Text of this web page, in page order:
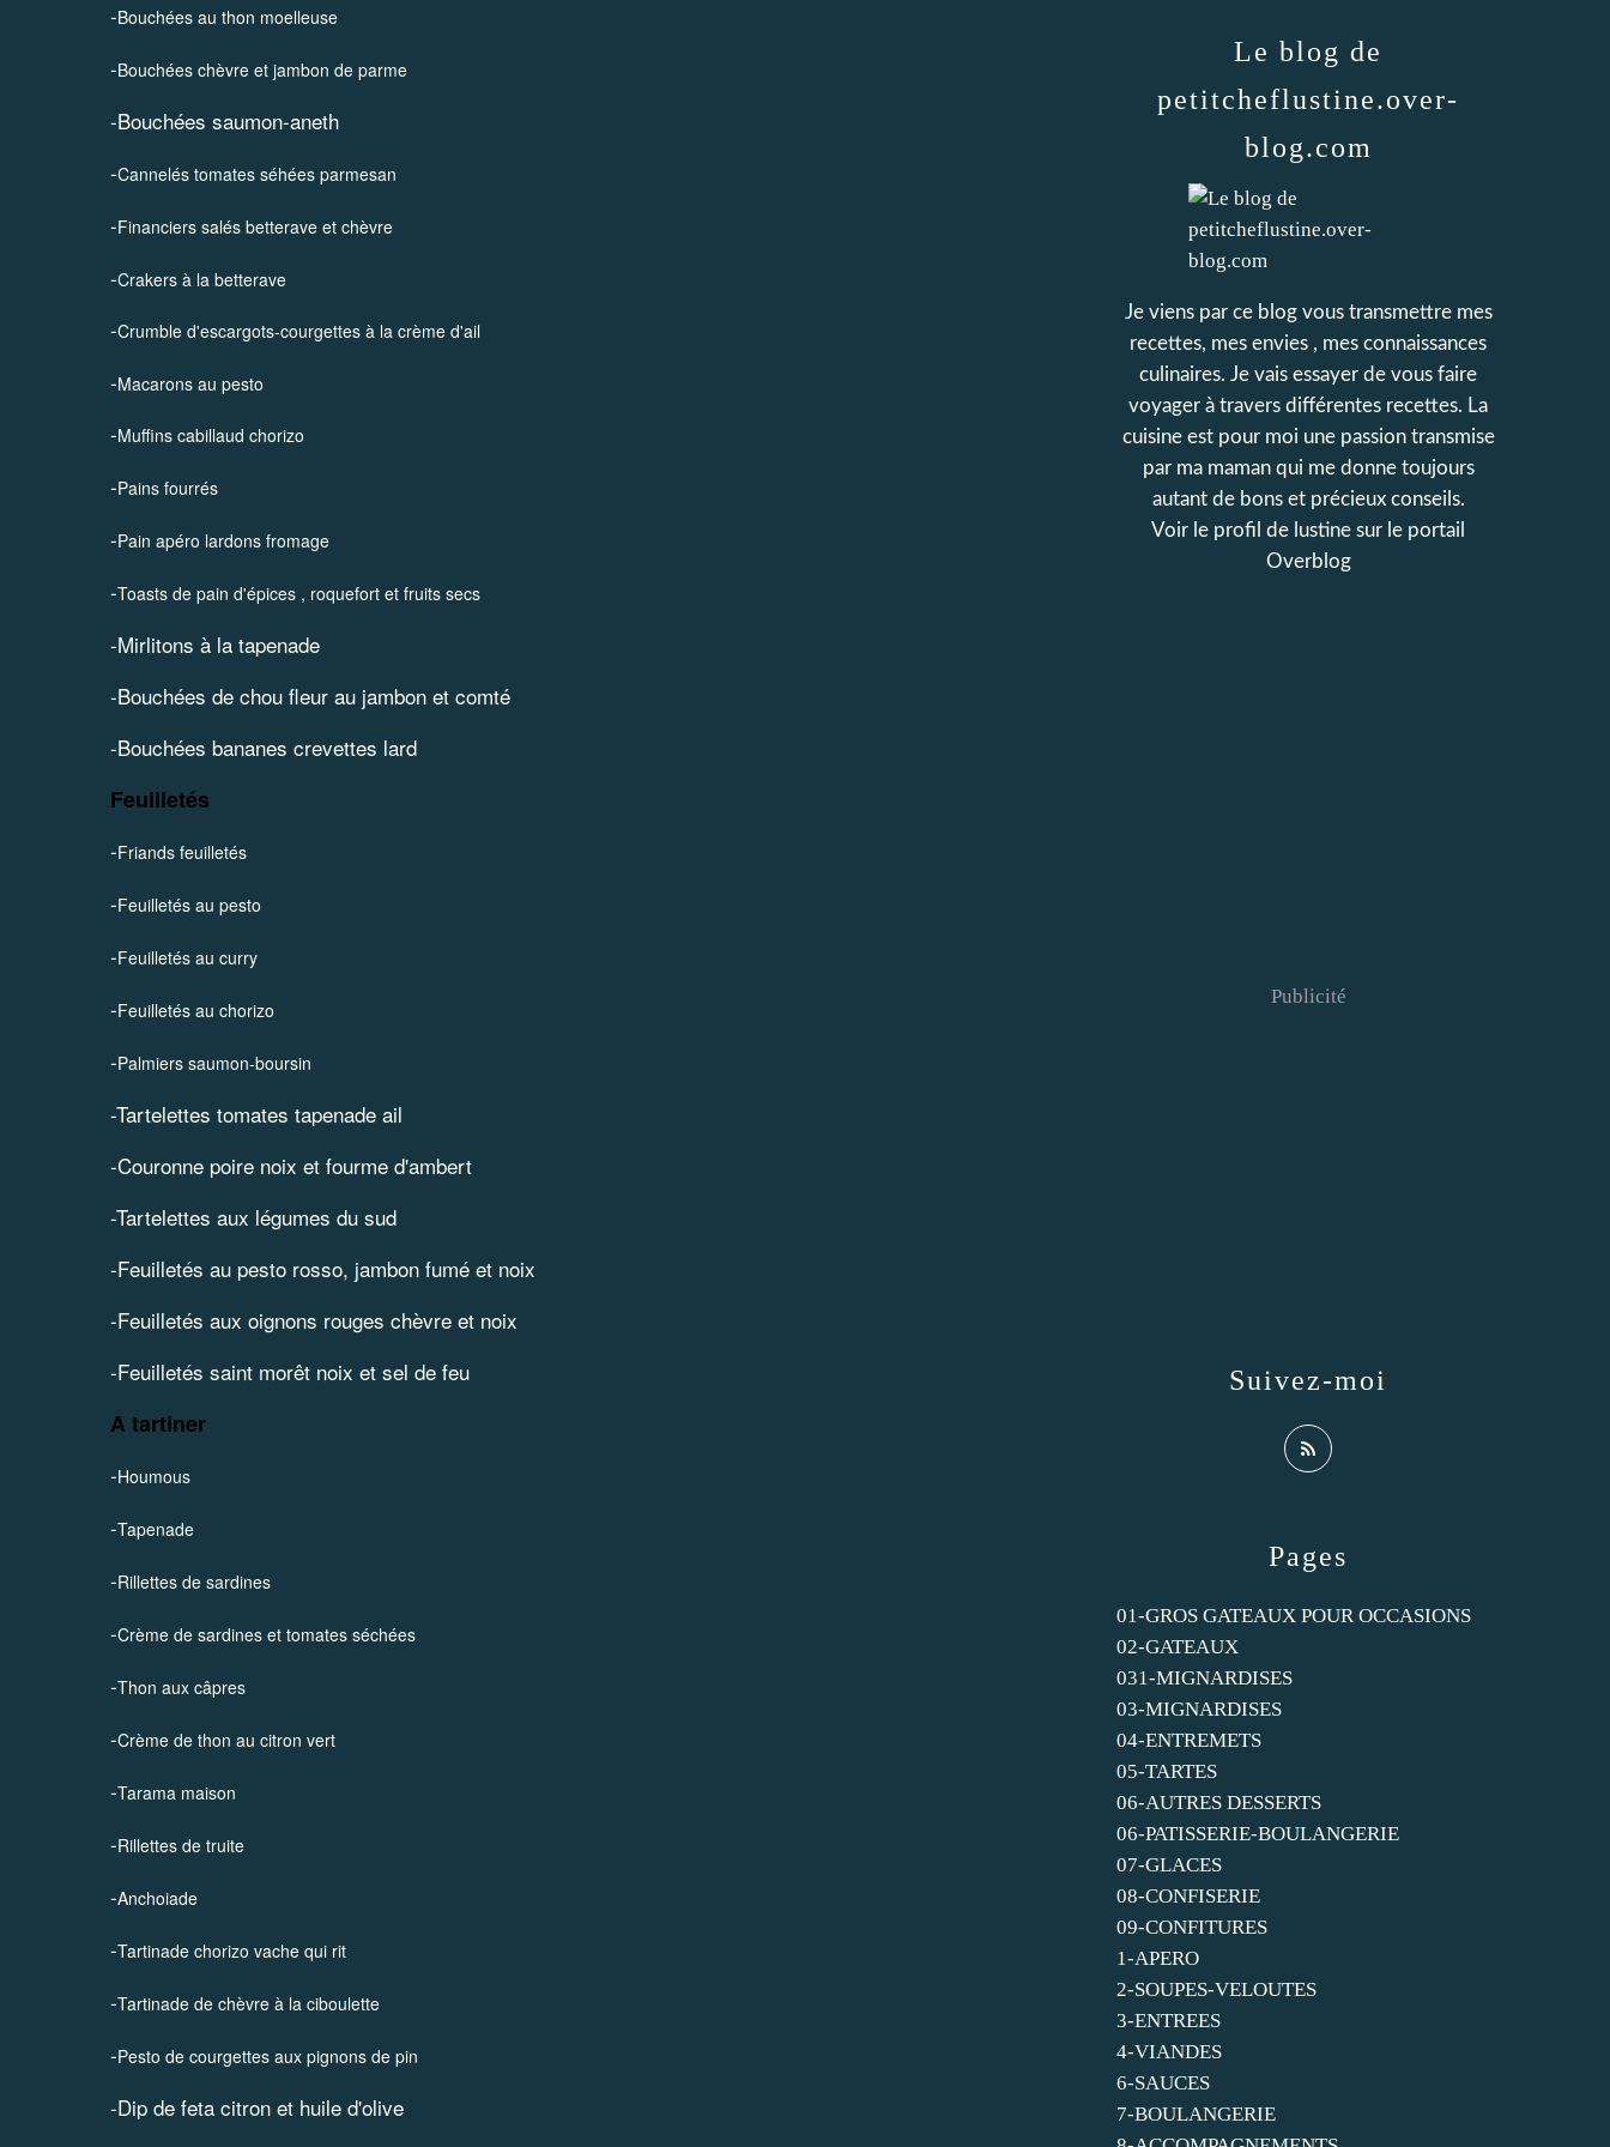
-Bouchées au thon moelleuse
-Bouchées chèvre et jambon de parme
-Bouchées saumon-aneth
-Cannelés tomates séhées parmesan
-Financiers salés betterave et chèvre
-Crakers à la betterave
-Crumble d'escargots-courgettes à la crème d'ail
-Macarons au pesto
-Muffins cabillaud chorizo
-Pains fourrés
-Pain apéro lardons fromage
-Toasts de pain d'épices , roquefort et fruits secs
-Mirlitons à la tapenade
-Bouchées de chou fleur au jambon et comté
-Bouchées bananes crevettes lard
Feuilletés
-Friands feuilletés
-Feuilletés au pesto
-Feuilletés au curry
-Feuilletés au chorizo
-Palmiers saumon-boursin
-Tartelettes tomates tapenade ail
-Couronne poire noix et fourme d'ambert
-Tartelettes aux légumes du sud
-Feuilletés au pesto rosso, jambon fumé et noix
-Feuilletés aux oignons rouges chèvre et noix
-Feuilletés saint morêt noix et sel de feu
A tartiner
-Houmous
-Tapenade
-Rillettes de sardines
-Crème de sardines et tomates séchées
-Thon aux câpres
-Crème de thon au citron vert
-Tarama maison
-Rillettes de truite
-Anchoiade
-Tartinade chorizo vache qui rit
-Tartinade de chèvre à la ciboulette
-Pesto de courgettes aux pignons de pin
-Dip de feta citron et huile d'olive
Pages
01-GROS GATEAUX POUR OCCASIONS
02-GATEAUX
031-MIGNARDISES
03-MIGNARDISES
04-ENTREMETS
05-TARTES
06-AUTRES DESSERTS
06-PATISSERIE-BOULANGERIE
07-GLACES
08-CONFISERIE
09-CONFITURES
1-APERO
2-SOUPES-VELOUTES
3-ENTREES
4-VIANDES
6-SAUCES
7-BOULANGERIE
Le blog de
petitcheflustine.over-
blog.com
Je viens par ce blog vous transmettre mes
recettes, mes envies , mes connaissances
culinaires. Je vais essayer de vous faire
voyager à travers différentes recettes. La
cuisine est pour moi une passion transmise
par ma maman qui me donne toujours
autant de bons et précieux conseils.
Voir le profil de lustine sur le portail
Overblog
Suivez-moi
Publicité